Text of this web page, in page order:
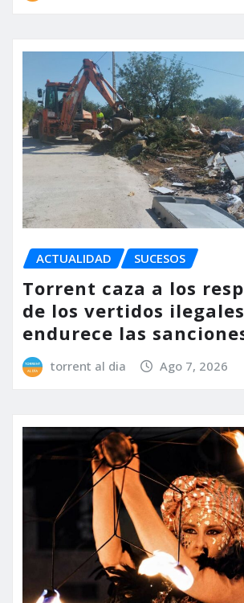
ACTUALIDAD SUCESOS
Torrent caza a los
de los vertidos
endurece las
torrent al dia Ago 7, 2026